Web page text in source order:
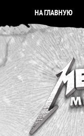
НА ГЛАВНУЮ